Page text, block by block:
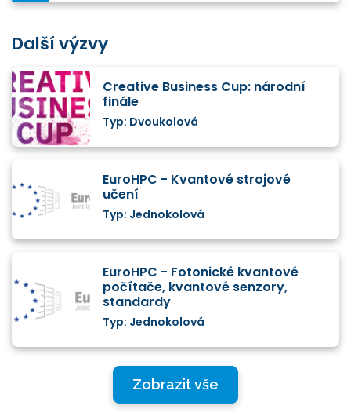
Další výzvy
Creative Business Cup: národní
finále
Typ: Dvoukolová
EuroHPC - Kvantové strojové
učení
Typ: Jednokolová
EuroHPC - Fotonické kvantové
počítače, kvantové senzory,
standardy
Typ: Jednokolová
Zobrazit vše